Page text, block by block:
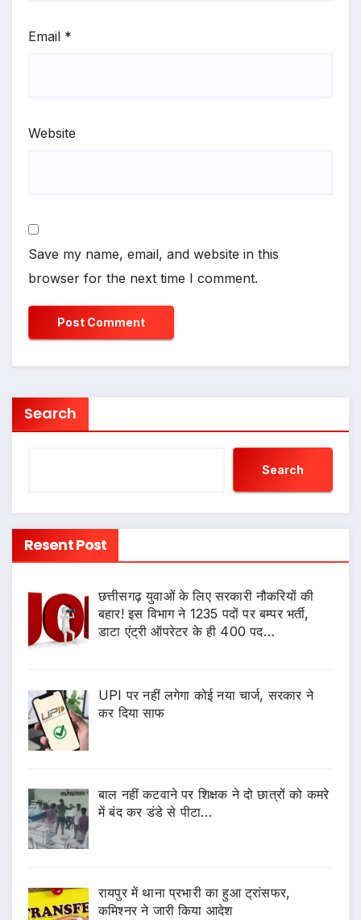
Email *
Website
Save my name, email, and website in this
browser for the next time I comment.
Search
Search
Resent Post
छत्तीसगढ़ युवाओं के लिए सरकारी नौकरियों की
बहार! इस विभाग ने 1235 पदों पर बम्पर भर्ती,
डाटा एंट्री ऑपरेटर के ही 400 पद…
UPI पर नहीं लगेगा कोई नया चार्ज, सरकार ने
कर दिया साफ
बाल नहीं कटवाने पर शिक्षक ने दो छात्रों को कमरे
में बंद कर डंडे से पीटा…
रायपुर में थाना प्रभारी का हुआ ट्रांसफर,
कमिश्नर ने जारी किया आदेश